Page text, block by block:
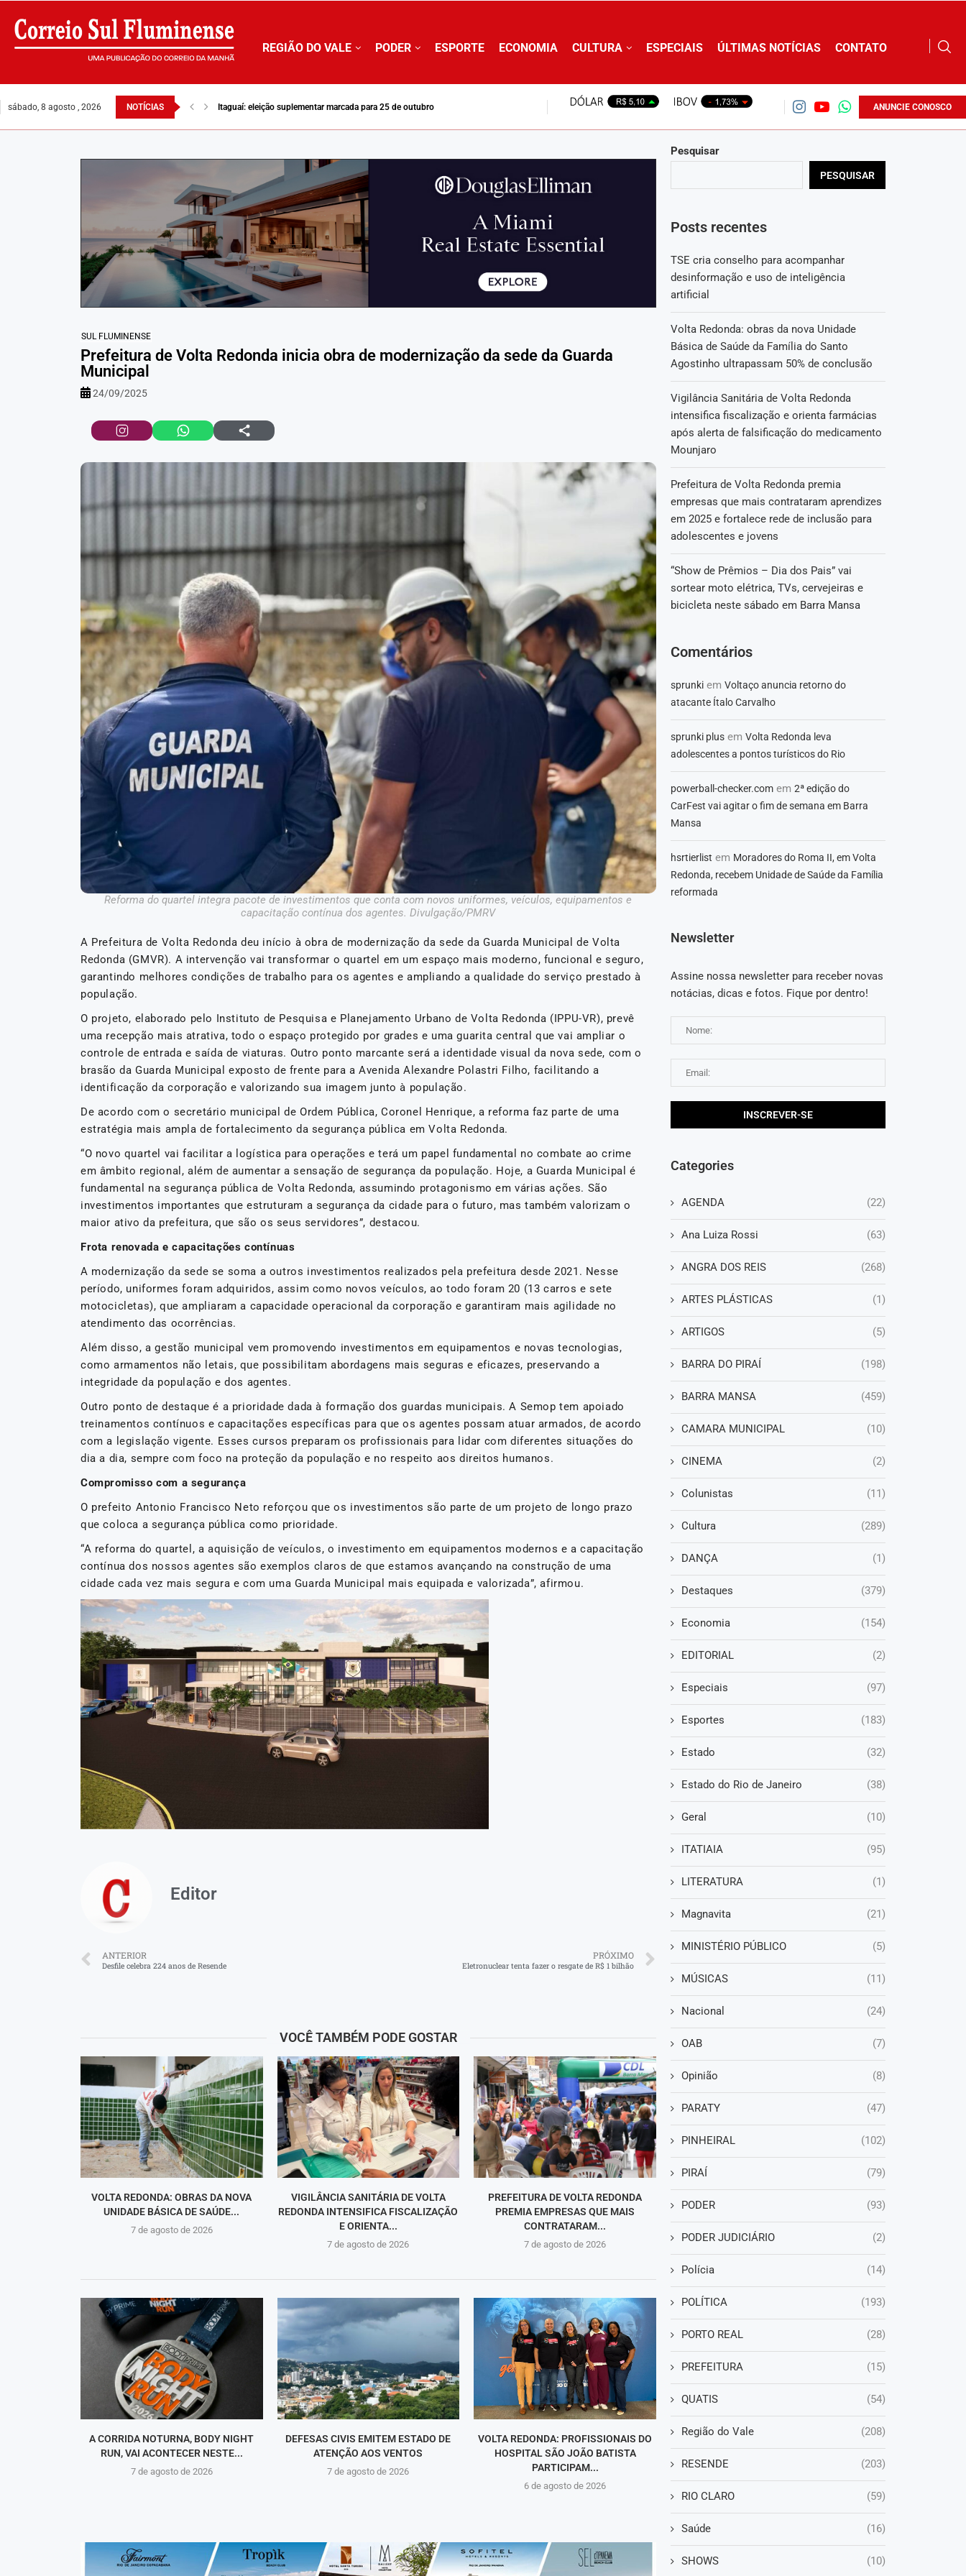
REGIÃO DO VALE PODER ESPORTE ECONOMIA CULTURA ESPECIAIS ÚLTIMAS NOTÍCIAS CONTATO
sábado, 8 agosto , 2026 NOTÍCIAS Itaguaí: eleição suplementar marcada para 25 de outubro ANUNCIE CONOSCO
SUL FLUMINENSE
Prefeitura de Volta Redonda inicia obra de modernização da sede da Guarda
Municipal
24/09/2025
Reforma do quartel integra pacote de investimentos que conta com novos uniformes, veículos, equipamentos e
capacitação contínua dos agentes. Divulgação/PMRV
A Prefeitura de Volta Redonda deu início à obra de modernização da sede da Guarda Municipal de Volta
Redonda (GMVR). A intervenção vai transformar o quartel em um espaço mais moderno, funcional e seguro,
garantindo melhores condições de trabalho para os agentes e ampliando a qualidade do serviço prestado à
população.
O projeto, elaborado pelo Instituto de Pesquisa e Planejamento Urbano de Volta Redonda (IPPU-VR), prevê
uma recepção mais atrativa, todo o espaço protegido por grades e uma guarita central que vai ampliar o
controle de entrada e saída de viaturas. Outro ponto marcante será a identidade visual da nova sede, com o
brasão da Guarda Municipal exposto de frente para a Avenida Alexandre Polastri Filho, facilitando a
identificação da corporação e valorizando sua imagem junto à população.
De acordo com o secretário municipal de Ordem Pública, Coronel Henrique, a reforma faz parte de uma
estratégia mais ampla de fortalecimento da segurança pública em Volta Redonda.
“O novo quartel vai facilitar a logística para operações e terá um papel fundamental no combate ao crime
em âmbito regional, além de aumentar a sensação de segurança da população. Hoje, a Guarda Municipal é
fundamental na segurança pública de Volta Redonda, assumindo protagonismo em várias ações. São
investimentos importantes que estruturam a segurança da cidade para o futuro, mas também valorizam o
maior ativo da prefeitura, que são os seus servidores”, destacou.
Frota renovada e capacitações contínuas
A modernização da sede se soma a outros investimentos realizados pela prefeitura desde 2021. Nesse
período, uniformes foram adquiridos, assim como novos veículos, ao todo foram 20 (13 carros e sete
motocicletas), que ampliaram a capacidade operacional da corporação e garantiram mais agilidade no
atendimento das ocorrências.
Além disso, a gestão municipal vem promovendo investimentos em equipamentos e novas tecnologias,
como armamentos não letais, que possibilitam abordagens mais seguras e eficazes, preservando a
integridade da população e dos agentes.
Outro ponto de destaque é a prioridade dada à formação dos guardas municipais. A Semop tem apoiado
treinamentos contínuos e capacitações específicas para que os agentes possam atuar armados, de acordo
com a legislação vigente. Esses cursos preparam os profissionais para lidar com diferentes situações do
dia a dia, sempre com foco na proteção da população e no respeito aos direitos humanos.
Compromisso com a segurança
O prefeito Antonio Francisco Neto reforçou que os investimentos são parte de um projeto de longo prazo
que coloca a segurança pública como prioridade.
“A reforma do quartel, a aquisição de veículos, o investimento em equipamentos modernos e a capacitação
contínua dos nossos agentes são exemplos claros de que estamos avançando na construção de uma
cidade cada vez mais segura e com uma Guarda Municipal mais equipada e valorizada”, afirmou.
Editor
ANTERIOR
Desfile celebra 224 anos de Resende
PRÓXIMO
Eletronuclear tenta fazer o resgate de R$ 1 bilhão
VOCÊ TAMBÉM PODE GOSTAR
VOLTA REDONDA: OBRAS DA NOVA
UNIDADE BÁSICA DE SAÚDE...
7 de agosto de 2026
VIGILÂNCIA SANITÁRIA DE VOLTA
REDONDA INTENSIFICA FISCALIZAÇÃO
E ORIENTA...
7 de agosto de 2026
PREFEITURA DE VOLTA REDONDA
PREMIA EMPRESAS QUE MAIS
CONTRATARAM...
7 de agosto de 2026
A CORRIDA NOTURNA, BODY NIGHT
RUN, VAI ACONTECER NESTE...
7 de agosto de 2026
DEFESAS CIVIS EMITEM ESTADO DE
ATENÇÃO AOS VENTOS
7 de agosto de 2026
VOLTA REDONDA: PROFISSIONAIS DO
HOSPITAL SÃO JOÃO BATISTA
PARTICIPAM...
6 de agosto de 2026
Pesquisar
PESQUISAR
Posts recentes
TSE cria conselho para acompanhar
desinformação e uso de inteligência
artificial
Volta Redonda: obras da nova Unidade
Básica de Saúde da Família do Santo
Agostinho ultrapassam 50% de conclusão
Vigilância Sanitária de Volta Redonda
intensifica fiscalização e orienta farmácias
após alerta de falsificação do medicamento
Mounjaro
Prefeitura de Volta Redonda premia
empresas que mais contrataram aprendizes
em 2025 e fortalece rede de inclusão para
adolescentes e jovens
“Show de Prêmios – Dia dos Pais” vai
sortear moto elétrica, TVs, cervejeiras e
bicicleta neste sábado em Barra Mansa
Comentários
sprunkiem Voltaço anuncia retorno do
atacante Ítalo Carvalho
sprunki plusem Volta Redonda leva
adolescentes a pontos turísticos do Rio
powerball-checker.comem 2ª edição do
CarFest vai agitar o fim de semana em Barra
Mansa
hsrtierlist em Moradores do Roma II, em Volta
Redonda, recebem Unidade de Saúde da Família
reformada
Newsletter
Assine nossa newsletter para receber novas
notácias, dicas e fotos. Fique por dentro!
Categories
AGENDA (22)
Ana Luiza Rossi (63)
ANGRA DOS REIS (268)
ARTES PLÁSTICAS (1)
ARTIGOS (5)
BARRA DO PIRAÍ (198)
BARRA MANSA (459)
CAMARA MUNICIPAL (10)
CINEMA (2)
Colunistas (11)
Cultura (289)
DANÇA (1)
Destaques (379)
Economia (154)
EDITORIAL (2)
Especiais (97)
Esportes (183)
Estado (32)
Estado do Rio de Janeiro (38)
Geral (10)
ITATIAIA (95)
LITERATURA (1)
Magnavita (21)
MINISTÉRIO PÚBLICO (5)
MÚSICAS (11)
Nacional (24)
OAB (7)
Opinião (8)
PARATY (47)
PINHEIRAL (102)
PIRAÍ (79)
PODER (93)
PODER JUDICIÁRIO (2)
Polícia (14)
POLÍTICA (193)
PORTO REAL (28)
PREFEITURA (15)
QUATIS (54)
Região do Vale (208)
RESENDE (203)
RIO CLARO (59)
Saúde (16)
SHOWS (10)